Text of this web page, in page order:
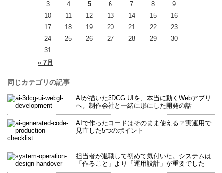
« 7月
3
4 5 6 7 8
9
10
11 12 13 14 15
16
17
18 19 20 21 22
23
24
25 26 27 28 29
30
31
同じカテゴリの記事
AIが描いた3DCG UIを、本当に動くWebアプリ
へ。制作会社と一緒に形にした開発の話
AIで作ったコードはそのまま使える？実運用で
見直した5つのポイント
担当者が退職して初めて気付いた。システムは
「作ること」より「運用設計」が重要でした